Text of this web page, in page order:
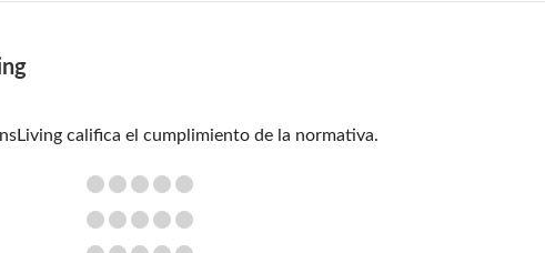
califica el cumplimiento de la normativa.